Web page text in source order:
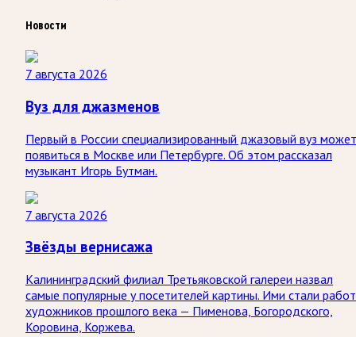
Новости
7 августа 2026
Вуз для джазменов
Первый в России специализированный джазовый вуз может
появиться в Москве или Петербурге. Об этом рассказал
музыкант Игорь Бутман.
7 августа 2026
Звёзды вернисажа
Калининградский филиал Третьяковской галереи назвал
самые популярные у посетителей картины. Ими стали
художников прошлого века — Пименова, Богородского,
Коровина, Коржева.